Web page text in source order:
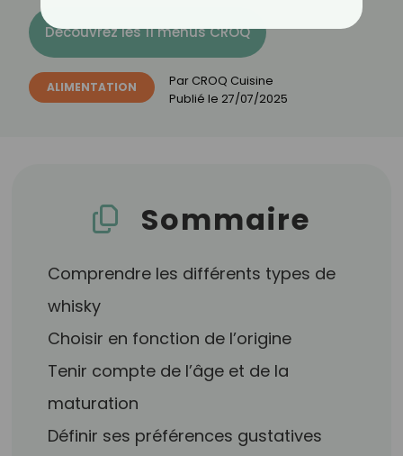
Découvrez les 11 menus CROQ
ALIMENTATION Par CROQ Cuisine
Publié le 27/07/2025
Sommaire
Comprendre les différents types de
whisky
Choisir en fonction de l’origine
Tenir compte de l’âge et de la
maturation
Définir ses préférences gustatives